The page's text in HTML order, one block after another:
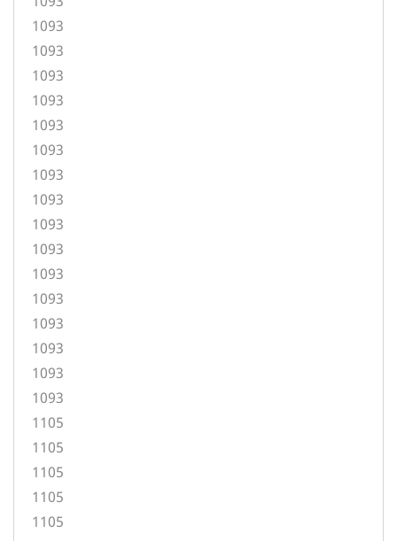
1093
1093
1093
1093
1093
1093
1093
1093
1093
1093
1093
1093
1093
1093
1093
1093
1105
1105
1105
1105
1105